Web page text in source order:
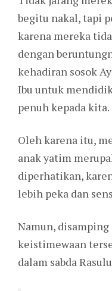
begitu nakal, tapi
karena mereka
dengan
kehadiran sosok
Ibu untuk
penuh kepada kita.
Oleh karena itu,
anak yatim
diperhatikan,
lebih peka dan
Namun,
keistimewaan
dalam sabda